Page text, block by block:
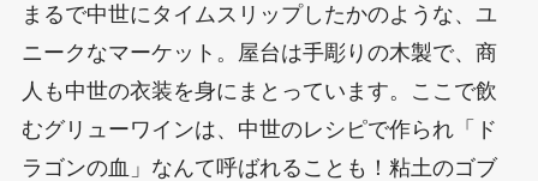
まるで中世にタイムスリップしたかのような、ユ
ニークなマーケット。屋台は手彫りの木製で、商
人も中世の衣装を身にまとっています。ここで飲
むグリューワインは、中世のレシピで作られ「ド
ラゴンの血」なんて呼ばれることも！粘土のゴブ